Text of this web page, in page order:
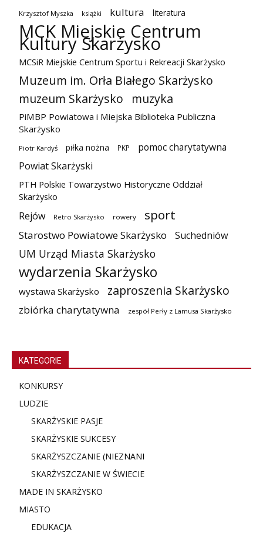
Krzysztof Myszka książki kultura literatura
MCK Miejskie Centrum
Kultury Skarżysko
MCSiR Miejskie Centrum Sportu i Rekreacji Skarżysko
Muzeum im. Orła Białego Skarżysko
muzeum Skarżysko
muzyka
PiMBP Powiatowa i Miejska Biblioteka Publiczna
Skarżysko
Piotr Kardyś piłka nożna PKP
pomoc charytatywna
Powiat Skarżyski
PTH Polskie Towarzystwo Historyczne Oddział
Skarżysko
Rejów Retro Skarżysko rowery sport
Starostwo Powiatowe Skarżysko Suchedniów
UM Urząd Miasta Skarżysko
wydarzenia Skarżysko
wystawa Skarżysko zaproszenia Skarżysko
zbiórka charytatywna zespół Perły z Lamusa Skarżysko
KATEGORIE
KONKURSY
LUDZIE
SKARŻYSKIE PASJE
SKARŻYSKIE SUKCESY
SKARŻYSZCZANIE (NIEZNANI
SKARŻYSZCZANIE W ŚWIECIE
MADE IN SKARŻYSKO
MIASTO
EDUKACJA